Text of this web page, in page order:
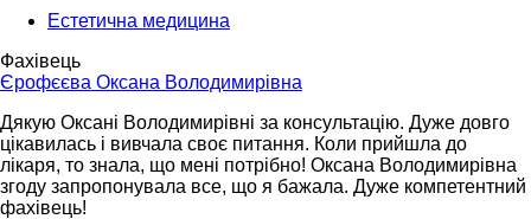
Естетична медицина
Фахівець
Єрофєєва Оксана Володимирівна
Дякую Оксані Володимирівні за консультацію. Дуже довго
цікавилась і вивчала своє питання. Коли прийшла до
лікаря, то знала, що мені потрібно! Оксана Володимирівна
згоду запропонувала все, що я бажала. Дуже компетентний
фахівець!